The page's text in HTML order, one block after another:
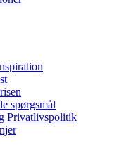
spørgsmål
Privatlivspolitik